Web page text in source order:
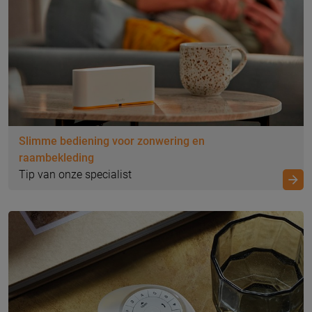
Slimme bediening voor zonwering en
raambekleding
Tip van onze specialist